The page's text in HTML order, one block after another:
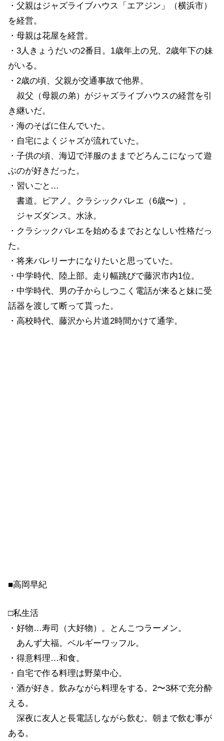
・父親はジャズライブハウス「エアジン」（横浜市）
を経営。
・母親は花屋を経営。
・3人きょうだいの2番目。1歳年上の兄、2歳年下の妹
がいる。
・2歳の頃、父親が交通事故で他界。
叔父（母親の弟）がジャズライブハウスの経営を引
き継いだ。
・海のそばに住んでいた。
・自宅によくジャズが流れていた。
・子供の頃、海辺で洋服のままでどろんこになって遊
ぶのが好きだった。
・習いごと…
書道。ピアノ。クラシックバレエ（6歳〜）。
ジャズダンス。水泳。
・クラシックバレエを始めるまでおとなしい性格だっ
た。
・将来バレリーナになりたいと思っていた。
・中学時代、陸上部。走り幅跳びで藤沢市内1位。
・中学時代、男の子からしつこく電話が来ると妹に受
話器を渡して断って貰った。
・高校時代、藤沢から片道2時間かけて通学。
■高岡早紀
□私生活
・好物…寿司（大好物）。とんこつラーメン。
あんず大福。ベルギーワッフル。
・得意料理…和食。
・自宅で作る料理は野菜中心。
・酒が好き。飲みながら料理をする。2〜3杯で充分酔
える。
深夜に友人と長電話しながら飲む。朝まで飲む事が
ある。